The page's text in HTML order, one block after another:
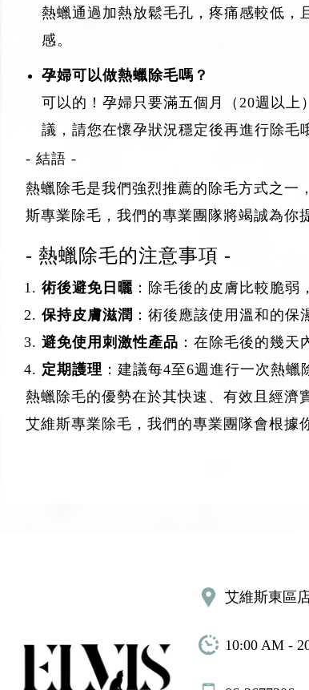
熱蠟通過加熱放鬆毛孔，疼痛感較低，
感。
孕婦可以做熱蠟除毛嗎？
可以的！孕婦只要滿五個月（20週以
議，請您在懷孕狀況穩定後再進行除毛
- 結語 -
熱蠟除毛是我們強烈推薦的除毛方式之一
斯專業除毛，我們的專業團隊將竭誠為你
- 熱蠟除毛的注意事項 -
術後避免日曬 ：除毛後的皮膚比較脆弱
保持皮膚滋潤 ：術後應該使用溫和的保
避免使用刺激性產品 ：在除毛後的幾天
定期護理 ：建議每4至6週進行一次熱
熱蠟除毛的優勢在於其快速、有效且經濟
艾維斯專業除毛，我們的專業團隊會根據
艾維斯東區
10:00 AM -